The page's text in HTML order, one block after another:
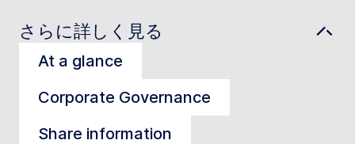
さらに詳しく見る
At a glance
Corporate Governance
Share information